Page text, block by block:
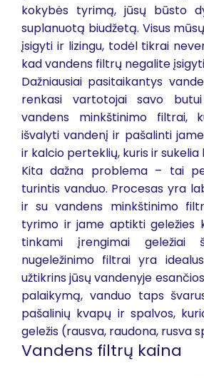
kokybės tyrimą, jūsų būsto
suplanuotą biudžetą. Visus
įsigyti ir lizingu, todėl tikrai
kad vandens filtrų negalite
Dažniausiai pasitaikantys
renkasi vartotojai savo
vandens minkštinimo filtrai,
išvalyti vandenį ir pašalinti
ir kalcio perteklių, kuris ir sukelia
Kita dažna problema – tai
turintis vanduo. Procesas yra
ir su vandens minkštinimo
tyrimo ir jame aptikti geležies
tinkami įrengimai geležiai
nugeležinimo filtrai yra
užtikrins jūsų vandenyje
palaikymą, vanduo taps
pašalinių kvapų ir spalvos,
geležis (rausva, raudona, rusva
Vandens filtrų kaina